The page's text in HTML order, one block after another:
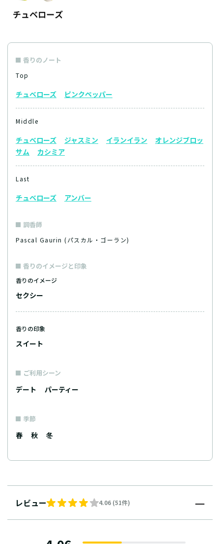
香りのノート
Top
チュベローズ ピンクペッパー
Middle
チュベローズ ジャスミン イランイラン
オレンジブロッ
サム
カシミア
Last
チュベローズ アンバー
調香師
Pascal Gaurin (パスカル・ゴーラン)
香りのイメージと印象
香りのイメージ
セクシー
香りの印象
スイート
ご利用シーン
デート パーティー
季節
春 秋 冬
レビュー 4.06 (51件)